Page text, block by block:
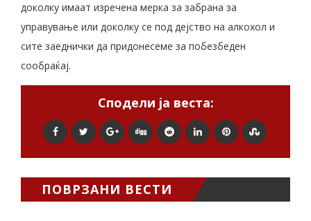
доколку имаат изречена мерка за забрана за
управување или доколку се под дејство на алкохол и
сите заеднички да придонесеме за побезбеден
сообраќај.
Сподели ја веста:
ПОВРЗАНИ ВЕСТИ